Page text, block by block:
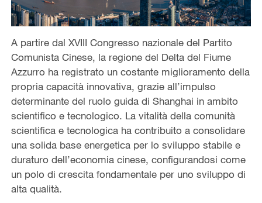
A partire dal XVIII Congresso nazionale del Partito
Comunista Cinese, la regione del Delta del Fiume
Azzurro ha registrato un costante miglioramento della
propria capacità innovativa, grazie all’impulso
determinante del ruolo guida di Shanghai in ambito
scientifico e tecnologico. La vitalità della comunità
scientifica e tecnologica ha contribuito a consolidare
una solida base energetica per lo sviluppo stabile e
duraturo dell’economia cinese, configurandosi come
un polo di crescita fondamentale per uno sviluppo di
alta qualità.